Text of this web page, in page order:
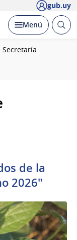
gub.uy
Desplegar
Menú Abrir
Secretaría
de la
2026"